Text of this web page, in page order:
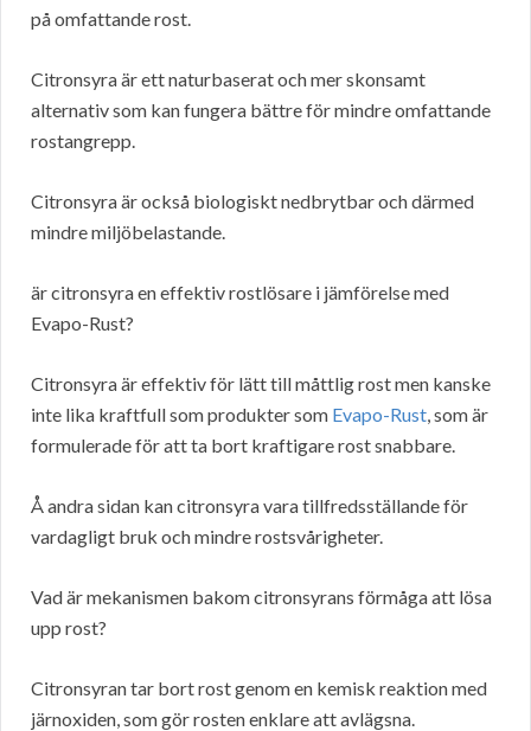
på omfattande rost.
Citronsyra är ett naturbaserat och mer skonsamt
alternativ som kan fungera bättre för mindre omfattande
rostangrepp.
Citronsyra är också biologiskt nedbrytbar och därmed
mindre miljöbelastande.
är citronsyra en effektiv rostlösare i jämförelse med
Evapo-Rust?
Citronsyra är effektiv för lätt till måttlig rost men kanske
inte lika kraftfull som produkter som Evapo-Rust , som är
formulerade för att ta bort kraftigare rost snabbare.
Å andra sidan kan citronsyra vara tillfredsställande för
vardagligt bruk och mindre rostsvårigheter.
Vad är mekanismen bakom citronsyrans förmåga att lösa
upp rost?
Citronsyran tar bort rost genom en kemisk reaktion med
järnoxiden, som gör rosten enklare att avlägsna.